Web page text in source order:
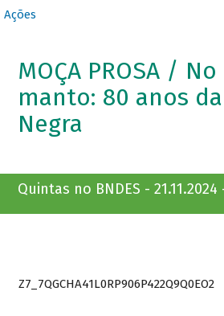
Ações
MOÇA PROSA /
manto: 80 anos
Negra
Quintas no BNDES - 21.11.2024
Z7_7QGCHA41L0RP906P422Q9Q0EO2